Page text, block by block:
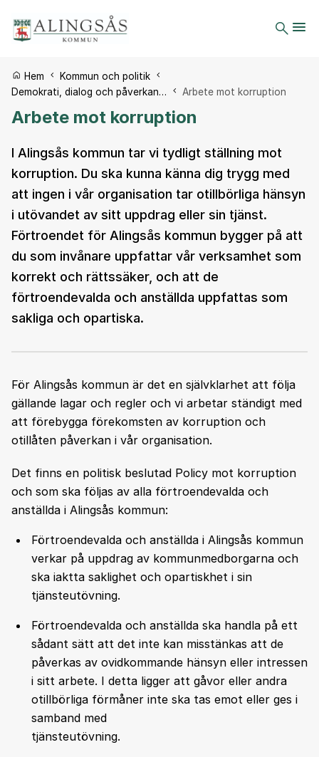
Du är här:
Hem
Kommun och politik
Demokrati, dialog och påverkan…
Arbete mot korruption
Arbete mot korruption
I Alingsås kommun tar vi tydligt ställning mot
korruption. Du ska kunna känna dig trygg med
att ingen i vår organisation tar otillbörliga hänsyn
i utövandet av sitt uppdrag eller sin tjänst.
Förtroendet för Alingsås kommun bygger på att
du som invånare uppfattar vår verksamhet som
korrekt och rättssäker, och att de
förtroendevalda och anställda uppfattas som
sakliga och opartiska.
För Alingsås kommun är det en självklarhet att följa
gällande lagar och regler och vi arbetar ständigt med
att förebygga förekomsten av korruption och
otillåten påverkan i vår organisation.
Det finns en politisk beslutad Policy mot korruption
och som ska följas av alla förtroendevalda och
anställda i Alingsås kommun:
Förtroendevalda och anställda i Alingsås kommun
verkar på uppdrag av kommunmedborgarna och
ska iaktta saklighet och opartiskhet i sin
tjänsteutövning.
Förtroendevalda och anställda ska handla på ett
sådant sätt att det inte kan misstänkas att de
påverkas av ovidkommande hänsyn eller intressen
i sitt arbete. I detta ligger att gåvor eller andra
otillbörliga förmåner inte ska tas emot eller ges i
samband med
tjänsteutövning.